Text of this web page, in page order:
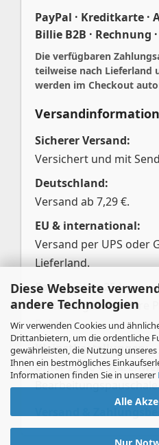
Diese Webseite
andere Technologien
Wir verwenden Cookies und
Drittanbietern, um die ordentliche
gewährleisten, die Nutzung
Ihnen ein bestmögliches
Informationen finden Sie in unserer
Alle
Nur
PayPal · Kreditkarte ·
Billie B2B · Rechnung
Die verfügbaren
teilweise nach Lieferland
werden im Checkout
Sicherer Versand:
Versichert und mit
Deutschland:
Versand ab 7,29 €.
EU & international:
Versand per UPS oder
Lieferland.
Pakete über 25 kg:
Aufteilung in mehrere
Paket.
Kleinstbestellungen:
Unter 20,00 €
Versand &